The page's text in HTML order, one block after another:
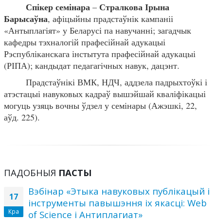
Спікер семінара – Стралкова Ірына
Барысаўна, афіцыйны прадстаўнік кампаніі
«Антыплагіят» у Беларусі па навучанні; загадчык
кафедры тэхналогій прафесійнай адукацыі
Рэспубліканскага інстытута прафесійнай адукацыі
(РІПА); кандыдат педагагічных навук, дацэнт.
Прадстаўнікі ВМК, НДЧ, аддзела падрыхтоўкі і
атэстацыі навуковых кадраў вышэйшай кваліфікацыі
могуць узяць вочны ўдзел у семінары (Ажэшкі, 22,
аўд. 225).
ПАДОБНЫЯ ПАСТЫ
17
Кра
Вэбінар «Этыка навуковых публікацый і
інструменты павышэння іх якасці: Web
of Science і Антиплагиат»